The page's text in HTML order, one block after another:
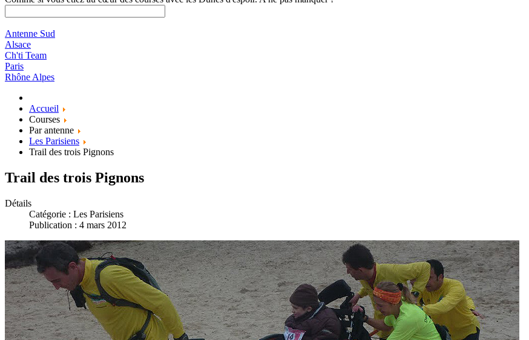
Antenne Sud
Alsace
Ch'ti Team
Paris
Rhône Alpes
Accueil
Courses
Par antenne
Les Parisiens
Trail des trois Pignons
Trail des trois Pignons
Détails
Catégorie : Les Parisiens
Publication : 4 mars 2012